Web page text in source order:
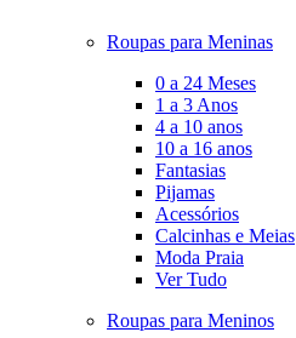
Roupas para Meninas
0 a 24 Meses
1 a 3 Anos
4 a 10 anos
10 a 16 anos
Fantasias
Pijamas
Acessórios
Calcinhas e Meias
Moda Praia
Ver Tudo
Roupas para Meninos